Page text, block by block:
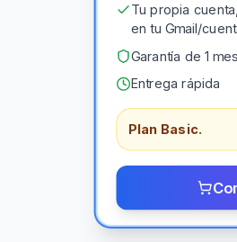
Tu propia
en tu Gmail/
Garantía de 1
Entrega rápida
Plan Basic.